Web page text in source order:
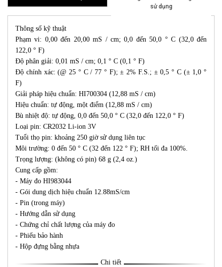
sử dụng
Thông số kỹ thuật
Phạm vi: 0,00 đến 20,00 mS / cm; 0,0 đến 50,0 ° C (32,0 đến
122,0 ° F)
Độ phân giải: 0,01 mS / cm; 0,1 ° C (0,1 ° F)
Độ chính xác: (@ 25 ° C / 77 ° F); ± 2% F.S.; ± 0,5 ° C (± 1,0 °
F)
Giải pháp hiệu chuẩn: HI700304 (12,88 mS / cm)
Hiệu chuẩn: tự động, một điểm (12,88 mS / cm)
Bù nhiệt độ: tự động, 0,0 đến 50,0 ° C (32,0 đến 122,0 ° F)
Loại pin: CR2032 Li-ion 3V
Tuổi thọ pin: khoảng 250 giờ sử dụng liên tục
Môi trường: 0 đến 50 ° C (32 đến 122 ° F); RH tối đa 100%.
Trọng lượng: (không có pin) 68 g (2,4 oz.)
Cung cấp gồm:
- Máy đo HI983044
- Gói dung dịch hiệu chuẩn 12.88mS/cm
- Pin (trong máy)
- Hướng dẫn sử dụng
- Chứng chỉ chất lượng của máy đo
- Phiếu bảo hành
- Hộp đựng bằng nhựa
Chi tiết